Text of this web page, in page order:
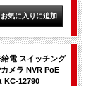
電 スイッチング
メラ NVR PoE
KC-12790